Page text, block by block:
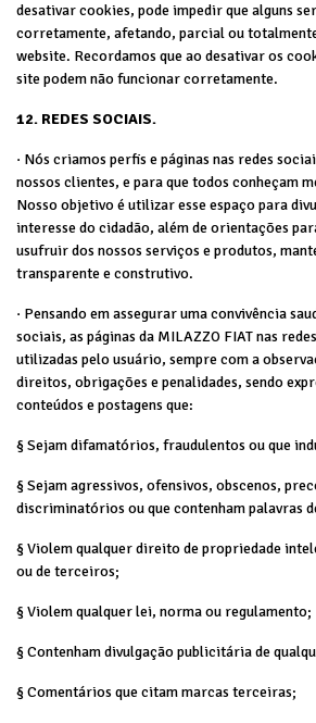
desativar cookies, pode impedir que alguns
corretamente, afetando, parcial ou
website. Recordamos que ao desativar os
site podem não funcionar corretamente.
12. REDES SOCIAIS.
· Nós criamos perfis e páginas nas redes
nossos clientes, e para que todos conheçam
Nosso objetivo é utilizar esse espaço para
interesse do cidadão, além de orientações
usufruir dos nossos serviços e produtos,
transparente e construtivo.
· Pensando em assegurar uma convivência
sociais, as páginas da MILAZZO FIAT nas
utilizadas pelo usuário, sempre com a
direitos, obrigações e penalidades, sendo
conteúdos e postagens que:
§ Sejam difamatórios, fraudulentos ou que
§ Sejam agressivos, ofensivos, obscenos,
discriminatórios ou que contenham palavras
§ Violem qualquer direito de propriedade
ou de terceiros;
§ Violem qualquer lei, norma ou regulamento;
§ Contenham divulgação publicitária de
§ Comentários que citam marcas terceiras;